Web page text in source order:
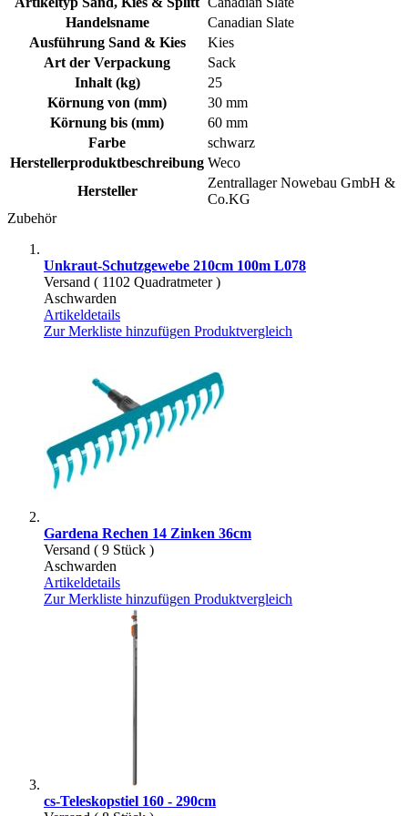
Handelsname
Canadian Slate
Ausführung Sand & Kies
Kies
Art der Verpackung
Sack
Inhalt (kg)
25
Körnung von (mm)
30 mm
Körnung bis (mm)
60 mm
Farbe
schwarz
Herstellerproduktbeschreibung Weco
Hersteller
Zentrallager Nowebau GmbH &
Co.KG
Zubehör
Unkraut-Schutzgewebe 210cm 100m L078
Versand ( 1102 Quadratmeter )
Aschwarden
Artikeldetails
Zur Merkliste hinzufügen Produktvergleich
Gardena Rechen 14 Zinken 36cm
Versand ( 9 Stück )
Aschwarden
Artikeldetails
Zur Merkliste hinzufügen Produktvergleich
cs-Teleskopstiel 160 - 290cm